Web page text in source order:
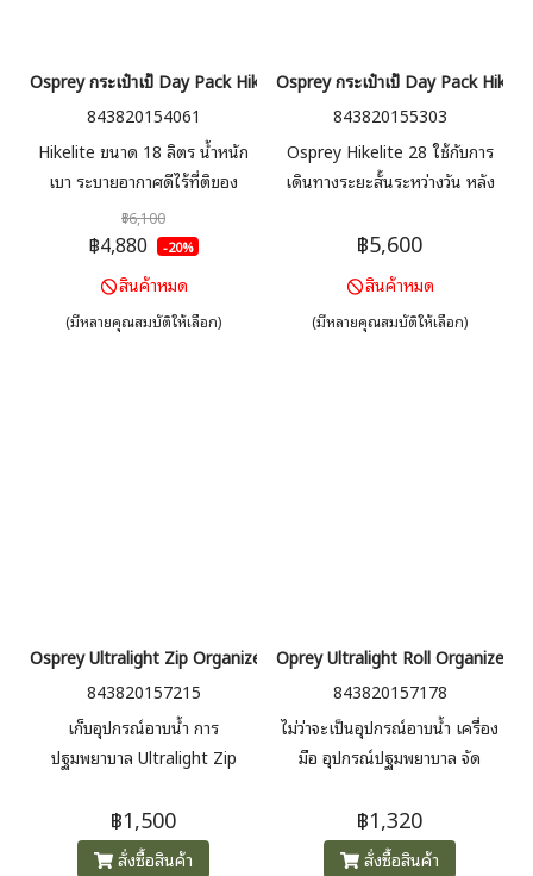
Osprey กระเป๋าเป้ Day Pack Hikelite 18 ลิตร
843820154061
Hikelite ขนาด 18 ลิตร น้ำหนัก
เบา ระบายอากาศดีไร้ที่ติของ
AirSpeed™ สายไม่เกะกะเพื่อการ
ใช้งานที่เรียบง่าย ระบบหลังแบบ
ตาข่าย ระบายเหงื่อได้ดี ( Unisex
)
฿6,100
฿4,880 -20%
สินค้าหมด
(มีหลายคุณสมบัติให้เลือก)
Osprey กระเป๋าเป้ Day Pack
843820155303
Osprey Hikelite 28 ใช้กับการ
เดินทางระยะสั้นระหว่างวัน หลัง
อย่าง ระบบหลังแบบตาข่าย ระบาย
เหงื่อได้ดี เพิ่มช่องเก็บสัมภาระด้าน
หน้ากระเป๋าและช่องใส่ของบริเวณ
สายคาดเอว
฿5,600
สินค้าหมด
(มีหลายคุณสมบัติให้เลือก)
Osprey Ultralight Zip Organizer
843820157215
เก็บอุปกรณ์อาบน้ำ การ
ปฐมพยาบาล Ultralight Zip
จากกันห้อยลงมาจากห่วงหนีบ คุณ
จึงมองเห็นอุปกรณ์ได้อย่างรวดเร็ว
฿1,500
สั่งซื้อสินค้า
Oprey Ultralight Roll Organizer ก
843820157178
ไม่ว่าจะเป็นอุปกรณ์อาบน้ำ เครื่อง
มือ อุปกรณ์ปฐมพยาบาล จัด
เชือกสำหรับห้อย ช่องใส่ของเป็น
ตาข่ายระบายอากาศ พร้อมซิปเก็บ
฿1,320
สั่งซื้อสินค้า